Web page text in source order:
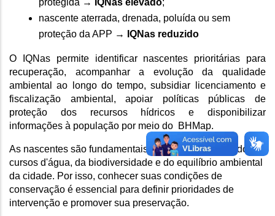
protegida → IQNas elevado;
nascente aterrada, drenada, poluída ou sem
proteção da APP →
IQNas reduzido
O IQNas permite identificar nascentes prioritárias para
recuperação, acompanhar a evolução da qualidade
ambiental ao longo do tempo, subsidiar licenciamento e
fiscalização ambiental, apoiar políticas públicas de
proteção dos recursos hídricos e disponibilizar
informações à população por meio do  BHMap.
As nascentes são fundamentais para a manutenção dos
cursos d'água, da biodiversidade e do equilíbrio ambiental
da cidade. Por isso, conhecer suas condições de
conservação é essencial para definir prioridades de
intervenção e promover sua preservação.